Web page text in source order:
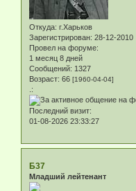
Откуда: г.Харьков
Зарегистрирован: 28-12-2010
Провел на форуме:
1 месяц 8 дней
Сообщений: 1327
Возраст: 66 [1960-04-04]
.:
Последний визит:
01-08-2026 23:33:27
Б37
Младший лейтенант